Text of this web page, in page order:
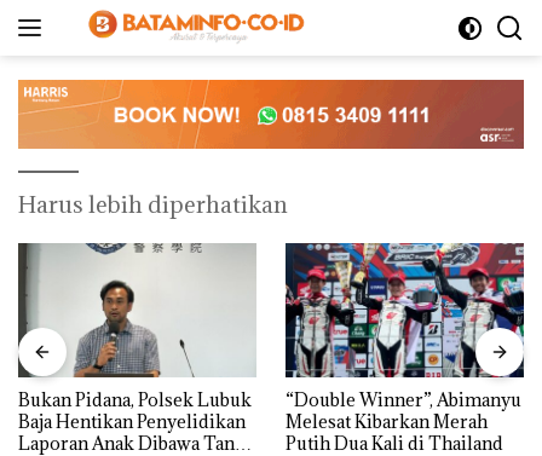
Harus lebih diperhatikan
Bukan Pidana, Polsek Lubuk
Baja Hentikan Penyelidikan
Laporan Anak Dibawa Tanpa
“Double Winner”, Abimanyu
Melesat Kibarkan Merah
Putih Dua Kali di Thailand